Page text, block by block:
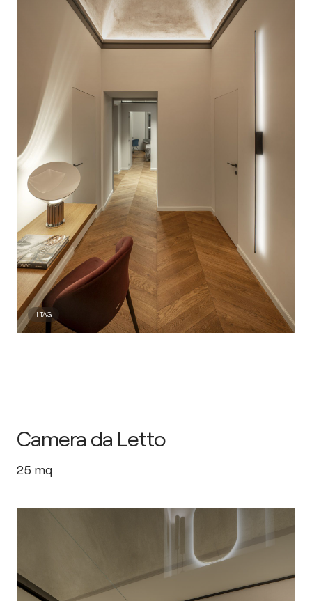
1TAG
Camera da Letto
25 mq